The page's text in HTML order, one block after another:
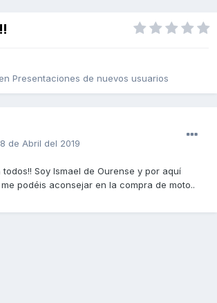
en Presentaciones de nuevos usuarios
8 de Abril del 2019
todos!! Soy Ismael de Ourense y por aquí
podéis aconsejar en la compra de moto..